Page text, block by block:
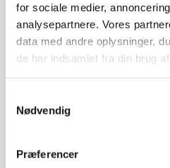
for sociale medier,
analysepartnere. Vores
data med andre oplysninger,
de har indsamlet fra din brug
Nødvendig
Præferencer
Adlon3 Knivmagnet af
Enebærtræ – 40 cm.
produceret i enebærtræ. Bag